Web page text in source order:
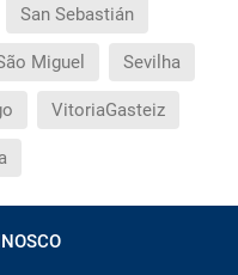
San Sebastián
Miguel Sevilha
VitoriaGasteiz